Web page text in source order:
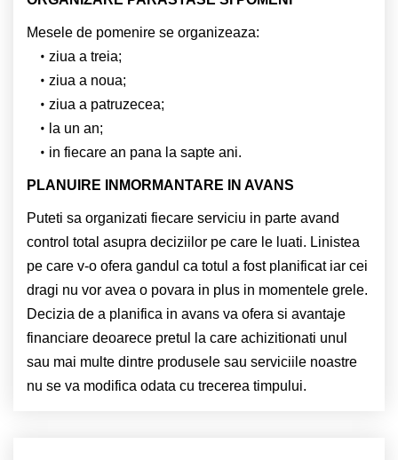
Mesele de pomenire se organizeaza:
ziua a treia;
ziua a noua;
ziua a patruzecea;
la un an;
in fiecare an pana la sapte ani.
PLANUIRE INMORMANTARE IN AVANS
Puteti sa organizati fiecare serviciu in parte avand
control total asupra deciziilor pe care le luati. Linistea
pe care v-o ofera gandul ca totul a fost planificat iar cei
dragi nu vor avea o povara in plus in momentele grele.
Decizia de a planifica in avans va ofera si avantaje
financiare deoarece pretul la care achizitionati unul
sau mai multe dintre produsele sau serviciile noastre
nu se va modifica odata cu trecerea timpului.